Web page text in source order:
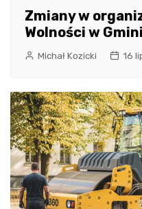
Zmiany w
Wolności w
Michał Kozicki 16